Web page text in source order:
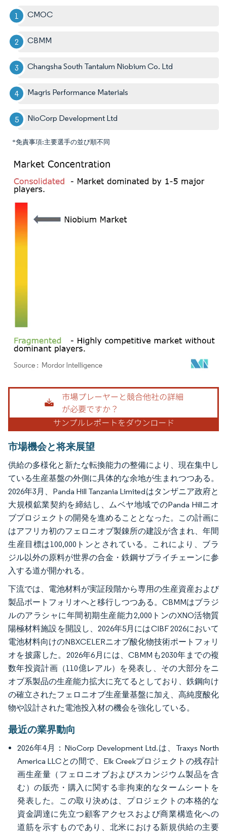
CMOC
CBMM
Changsha South Tantalum Niobium Co. Ltd
Magris Performance Materials
NioCorp Development Ltd
*免責事項:主要選手の並び順不同
画像 © Mordor Intelligence。再利用にはCC BY 4.0の表示が必要です。
市場機会と将来展望
供給の多様化と新たな転換能力の整備により、現在集中し
ている生産基盤の外側に具体的な余地が生まれつつある。
2026年3月、Panda Hill Tanzania Limitedはタンザニア政府と
大規模鉱業契約を締結し、ムベヤ地域でのPanda Hillニオ
ブプロジェクトの開発を進めることとなった。この計画に
はアフリカ初のフェロニオブ製錬所の建設が含まれ、年間
生産目標は100,000トンとされている。これにより、ブラ
ジル以外の原料が世界の合金・鉄鋼サプライチェーンに参
入する道が開かれる。
下流では、電池材料が実証段階から専用の生産資産および
製品ポートフォリオへと移行しつつある。CBMMはブラジ
ルのアラシャに年間初期生産能力2,000トンのXNO活物質
陽極材料施設を開設し、2026年5月にはCIBF 2026において
電池材料向けのNBXCELERニオブ酸化物技術ポートフォリ
オを披露した。2026年6月には、CBMMも2030年までの複
数年投資計画（110億レアル）を発表し、その大部分をニ
オブ系製品の生産能力拡大に充てるとしており、鉄鋼向け
の確立されたフェロニオブ生産量基盤に加え、高純度酸化
物や設計された電池投入材の機会を強化している。
最近の業界動向
2026年4月：NioCorp Development Ltd.は、Traxys North
America LLCとの間で、Elk Creekプロジェクトの残存計
画生産量（フェロニオブおよびスカンジウム製品を含
む）の販売・購入に関する非拘束的なタームシートを
発表した。この取り決めは、プロジェクトの本格的な
資金調達に先立つ顧客アクセスおよび商業構造化への
道筋を示すものであり、北米における新規供給の主要